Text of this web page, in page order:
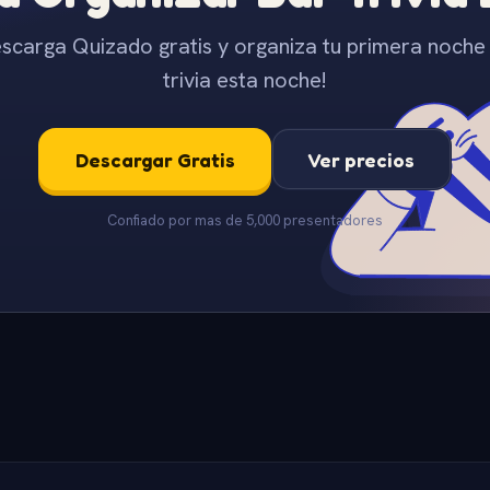
Quizado gratis y organiza tu primera
trivia esta noche!
Descargar Gratis Ver precios
Confiado por mas de 5,000 presentadores